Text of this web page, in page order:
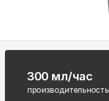
300 мл/час
производительность